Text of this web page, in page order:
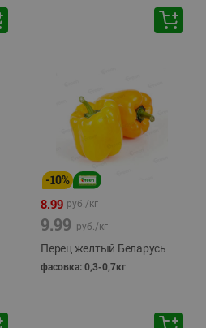
-10%
8.99 руб./кг
9.99 руб./кг
Перец желтый Беларусь
фасовка: 0,3-0,7кг